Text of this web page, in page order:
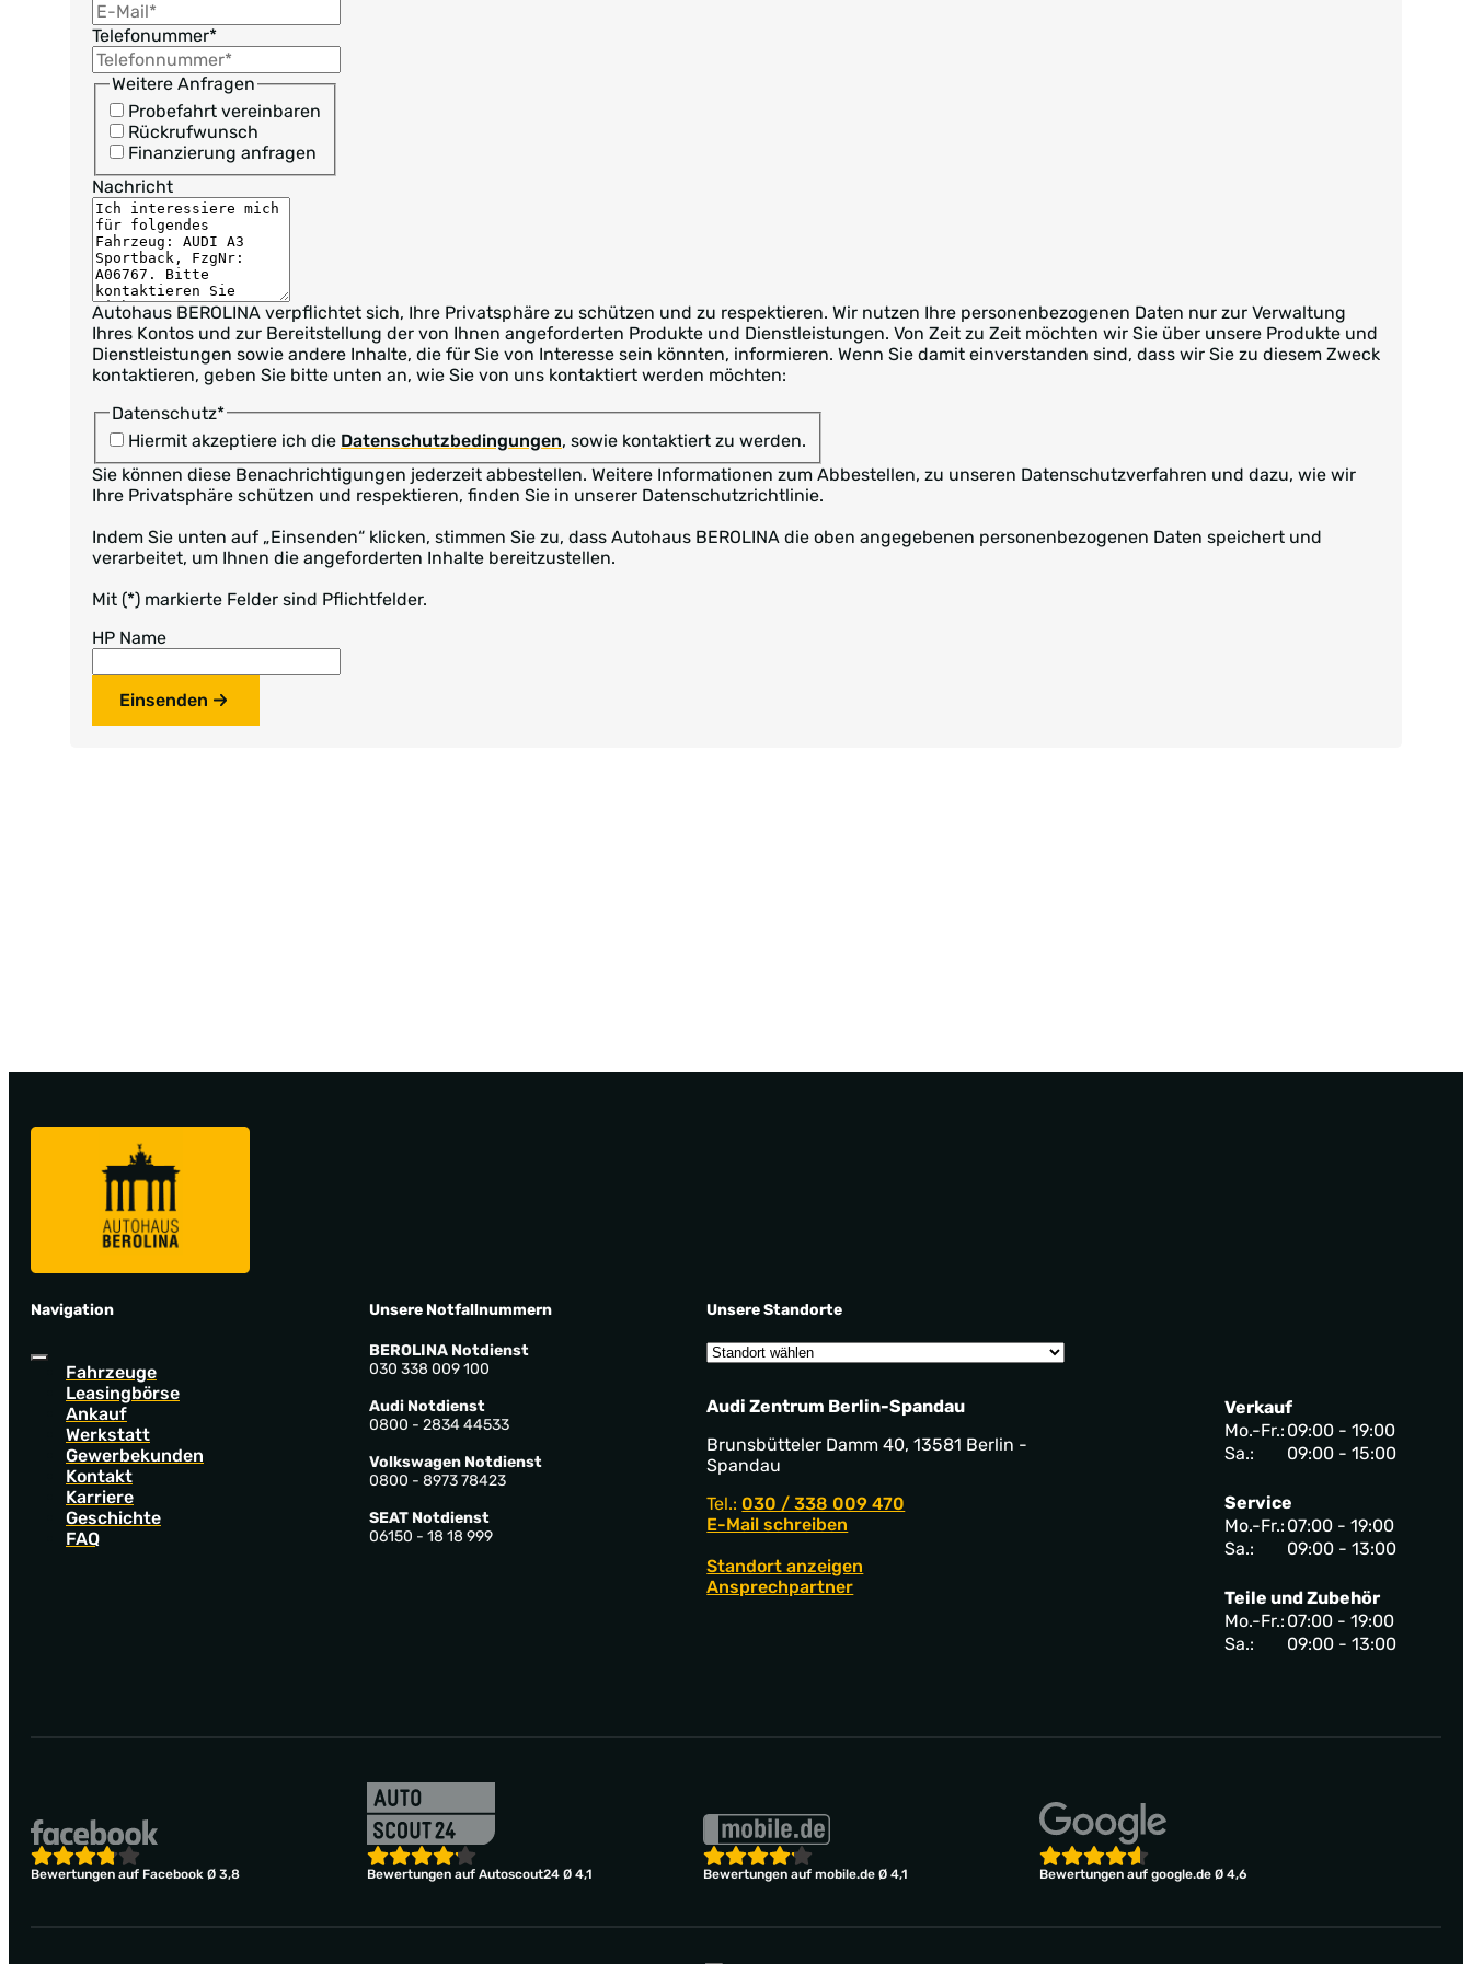
Telefonummer*
Weitere Anfragen
Probefahrt vereinbaren
Rückrufwunsch
Finanzierung anfragen
Nachricht
Autohaus BEROLINA verpflichtet sich, Ihre Privatsphäre zu schützen und zu respektieren. Wir nutzen Ihre personenbezogenen Daten nur zur Verwaltung
Ihres Kontos und zur Bereitstellung der von Ihnen angeforderten Produkte und Dienstleistungen. Von Zeit zu Zeit möchten wir Sie über unsere Produkte und
Dienstleistungen sowie andere Inhalte, die für Sie von Interesse sein könnten, informieren. Wenn Sie damit einverstanden sind, dass wir Sie zu diesem Zweck
kontaktieren, geben Sie bitte unten an, wie Sie von uns kontaktiert werden möchten:
Datenschutz*
Hiermit akzeptiere ich die Datenschutzbedingungen, sowie kontaktiert zu werden.
Sie können diese Benachrichtigungen jederzeit abbestellen. Weitere Informationen zum Abbestellen, zu unseren Datenschutzverfahren und dazu, wie wir
Ihre Privatsphäre schützen und respektieren, finden Sie in unserer Datenschutzrichtlinie.
Indem Sie unten auf „Einsenden“ klicken, stimmen Sie zu, dass Autohaus BEROLINA die oben angegebenen personenbezogenen Daten speichert und
verarbeitet, um Ihnen die angeforderten Inhalte bereitzustellen.
Mit (*) markierte Felder sind Pflichtfelder.
HP Name
Einsenden
Navigation
Fahrzeuge
Leasingbörse
Ankauf
Werkstatt
Gewerbekunden
Kontakt
Karriere
Geschichte
FAQ
Unsere Notfallnummern
BEROLINA Notdienst
030 338 009 100
Audi Notdienst
0800 - 2834 44533
Volkswagen Notdienst
0800 - 8973 78423
SEAT Notdienst
06150 - 18 18 999
Unsere Standorte
Audi Zentrum Berlin-Spandau
Brunsbütteler Damm 40, 13581 Berlin -
Spandau
Tel.: 030 / 338 009 470
E-Mail schreiben
Standort anzeigen
Ansprechpartner
Verkauf
Mo.-Fr.: 09:00 - 19:00
Sa.:
09:00 - 15:00
Service
Mo.-Fr.: 07:00 - 19:00
Sa.:
09:00 - 13:00
Teile und Zubehör
Mo.-Fr.: 07:00 - 19:00
Sa.:
09:00 - 13:00
Bewertungen auf Facebook Ø 3,8 Bewertungen auf Autoscout24 Ø 4,1 Bewertungen auf mobile.de Ø 4,1 Bewertungen auf google.de Ø 4,6